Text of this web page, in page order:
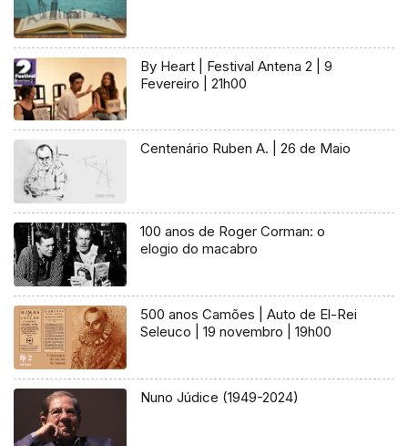
By Heart | Festival Antena 2 | 9
Fevereiro | 21h00
Centenário Ruben A. | 26 de Maio
100 anos de Roger Corman: o
elogio do macabro
500 anos Camões | Auto de El-Rei
Seleuco | 19 novembro | 19h00
Nuno Júdice (1949-2024)